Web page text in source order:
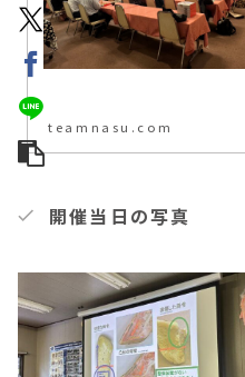
teamnasu.com
開催当日の写真